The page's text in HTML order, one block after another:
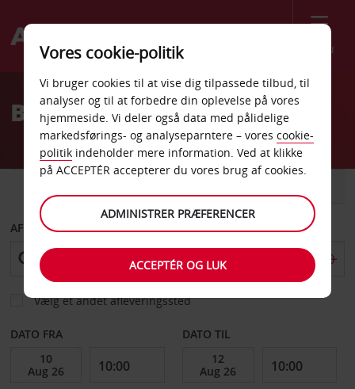
Menu
Welcome
AvisBilleje Reading
AFHENT FRA
Vælg et andet afleveringssted
DATO FRA DATO TIL
Vores cookie-politik
Vi bruger cookies til at vise dig tilpassede tilbud, til
analyser og til at forbedre din oplevelse på vores
hjemmeside. Vi deler også data med pålidelige
markedsførings- og analyseparntere – vores cookie-
politik indeholder mere information. Ved at klikke
på ACCEPTÉR accepterer du vores brug af cookies.
ADMINISTRER PRÆFERENCER
ACCEPTÉR OG LUK